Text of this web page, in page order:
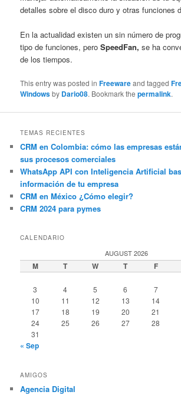
detalles sobre el disco duro y otras funciones
En la actualidad existen un sin número de
tipo de funciones, peroSpeedFan,se ha
de los tiempos.
This entry was posted inFreewareand tagged
Windowsby Dario08. Bookmark thepermalink.
TEMAS RECIENTES
CRM en Colombia: cómo las empresas
sus procesos comerciales
WhatsApp API con Inteligencia Artificial
información de tu empresa
CRM en México ¿Cómo elegir?
CRM 2024 para pymes
CALENDARIO
AUGUST 2026
M T W T F
3
4 5 6 7
10
11 12 13 14
17
18 19 20 21
24
25 26 27 28
31
« Sep
AMIGOS
Agencia Digital